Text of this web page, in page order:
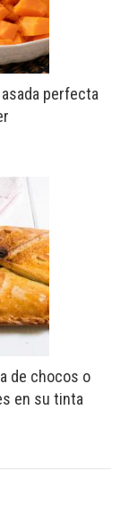
asada perfecta
de chocos o
en su tinta